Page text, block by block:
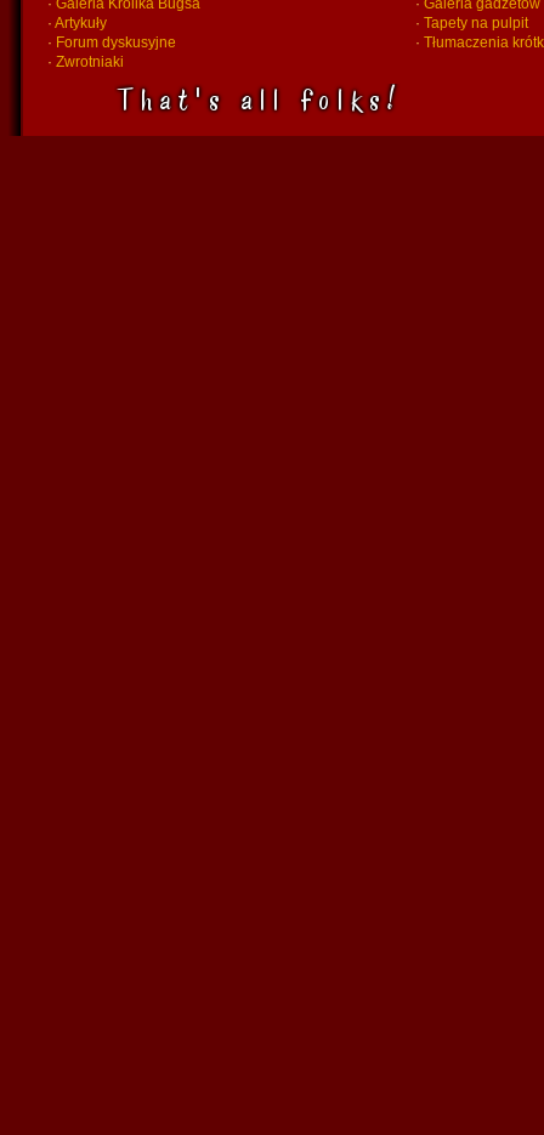
· Galeria Królika Bugsa
· Artykuły
· Forum dyskusyjne
· Zwrotniaki
·Galeria
·Tapety na pulpit
·Tłumaczenia